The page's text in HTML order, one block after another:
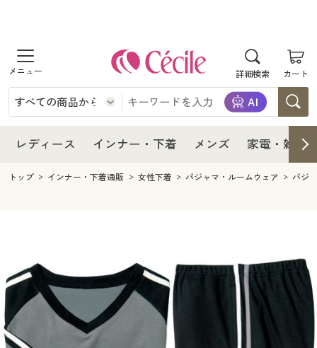
詳細検索 カート
商品を探す
レディース
レディースファッション
インナー・下着
インナー・下着通販すべて
ジュニア・ティーンズ下着
メンズ
メンズ下着
家電
キッチン・雑貨・日用品
寝具・インテリア・家具通販すべて
美容・健康
美容・健康通販すべて
制服・スクール
レディース インナー・下着 メンズ 家電・雑貨
レディース
レディース通販すべて
レディースファッション
インナー・下着
インナー・下着通販すべて
メンズ
キッチン・雑貨・日用品
家具・収納
寝具・ベッド
美容・健康通販すべて
美容・健康・サプリメント
制服・スクール
制服・スクールすべて
大きいサイズ
トップ インナー・下着通販 女性下着 パジャマ・ルームウェア パジ